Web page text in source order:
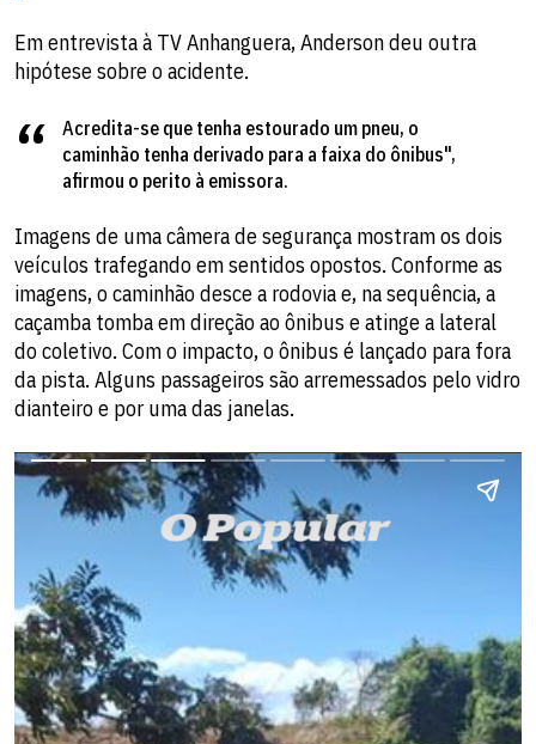
Em entrevista à TV Anhanguera, Anderson deu outra
hipótese sobre o acidente.
Acredita-se que tenha estourado um pneu, o
caminhão tenha derivado para a faixa do ônibus",
afirmou o perito à emissora.
Imagens de uma câmera de segurança mostram os dois
veículos trafegando em sentidos opostos. Conforme as
imagens, o caminhão desce a rodovia e, na sequência, a
caçamba tomba em direção ao ônibus e atinge a lateral
do coletivo. Com o impacto, o ônibus é lançado para fora
da pista. Alguns passageiros são arremessados pelo vidro
dianteiro e por uma das janelas.